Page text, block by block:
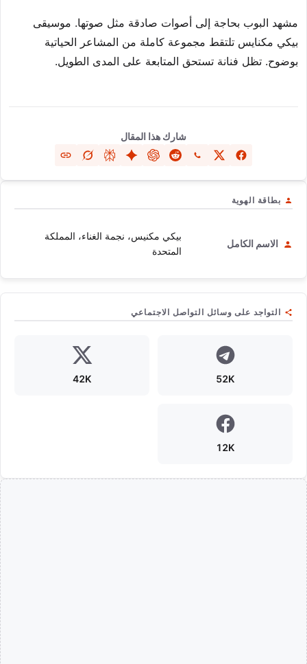
مشهد البوب بحاجة إلى أصوات صادقة مثل صوتها. موسيقى
بيكي مكنايس تلتقط مجموعة كاملة من المشاعر الحياتية
بوضوح. تظل فنانة تستحق المتابعة على المدى الطويل.
شارك هذا المقال
بطاقة الهوية
الاسم الكامل
بيكي مكنيس، نجمة الغناء، المملكة
المتحدة
التواجد على وسائل التواصل الاجتماعي
52K
42K
12K